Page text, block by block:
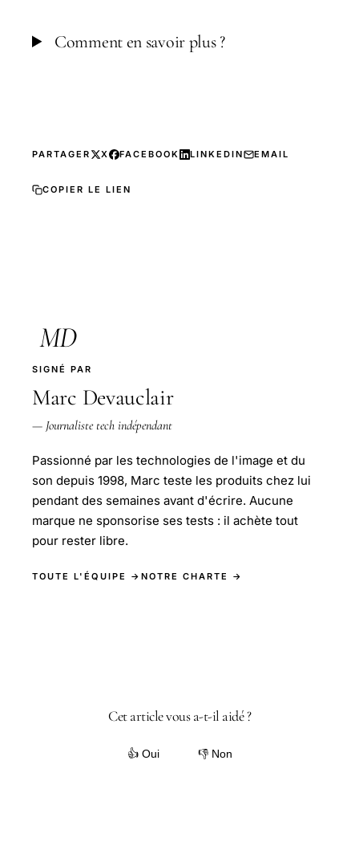
Comment en savoir plus ?
PARTAGER X FACEBOOK LINKEDIN EMAIL
COPIER LE LIEN
MD
SIGNÉ PAR
Marc Devauclair
— Journaliste tech indépendant
Passionné par les technologies de l'image et du
son depuis 1998, Marc teste les produits chez lui
pendant des semaines avant d'écrire. Aucune
marque ne sponsorise ses tests : il achète tout
pour rester libre.
TOUTE L'ÉQUIPE → NOTRE CHARTE →
Cet article vous a-t-il aidé ?
👍 Oui 👎 Non